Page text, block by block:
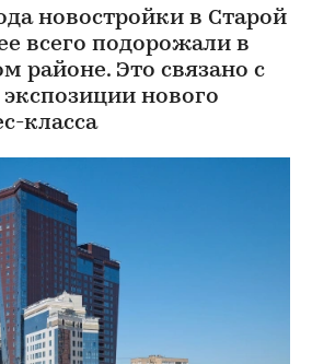
новостройки в Старой
всего подорожали в
районе. Это связано с
нового
класса